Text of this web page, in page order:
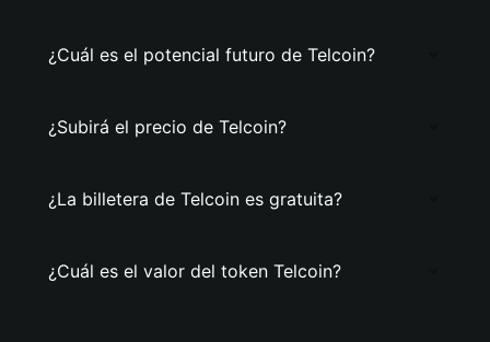
¿Cuál es el potencial futuro de Telcoin?
¿Subirá el precio de Telcoin?
¿La billetera de Telcoin es gratuita?
¿Cuál es el valor del token Telcoin?